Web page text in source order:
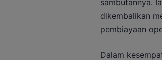
sambutannya.
dikembalikan
pembiayaan
Dalam